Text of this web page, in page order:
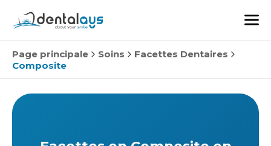
Page principale Soins
Facettes Dentaires
Composite